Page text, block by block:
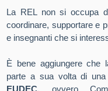
La REL non si occupa
coordinare, supportare e
e insegnanti che si
È bene aggiungere che
parte a sua volta di
EUDEC, ovvero